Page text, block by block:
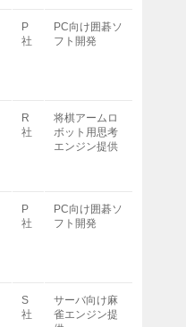
P
社
PC向け囲碁ソ
フト開発
R
社
将棋アームロ
ボット用思考
エンジン提供
P
社
PC向け囲碁ソ
フト開発
S
社
サーバ向け麻
雀エンジン提